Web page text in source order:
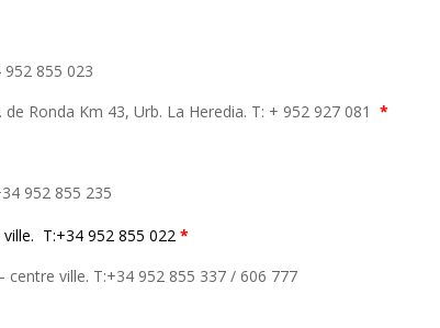
952 855 023
de Ronda Km 43, Urb. La Heredia. T: + 952 927 081 *
952 855 235
ville. T:+34 952 855 022*
centre ville. T:+34 952 855 337 / 606 777